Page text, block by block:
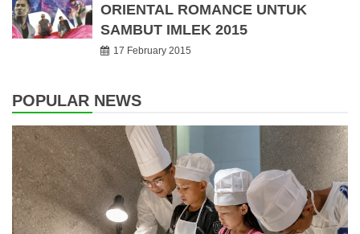
ORIENTAL ROMANCE UNTUK
SAMBUT IMLEK 2015
17 February 2015
POPULAR NEWS